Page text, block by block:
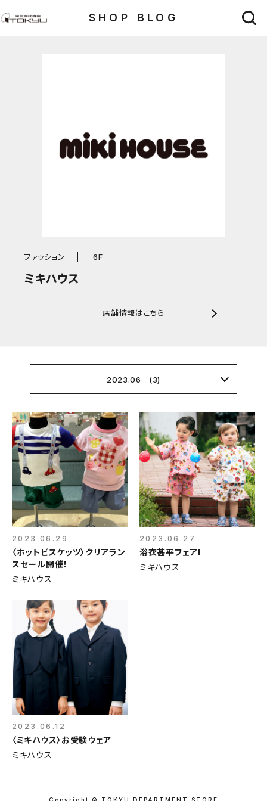
SHOP BLOG
ファッション 6F
ミキハウス
店舗情報はこちら
2023.06 (3)
2023.06.29
〈ホットビスケッツ〉クリアラン
スセール開催！
ミキハウス
2023.06.27
浴衣甚平フェア!
ミキハウス
2023.06.12
〈ミキハウス〉お受験ウェア
ミキハウス